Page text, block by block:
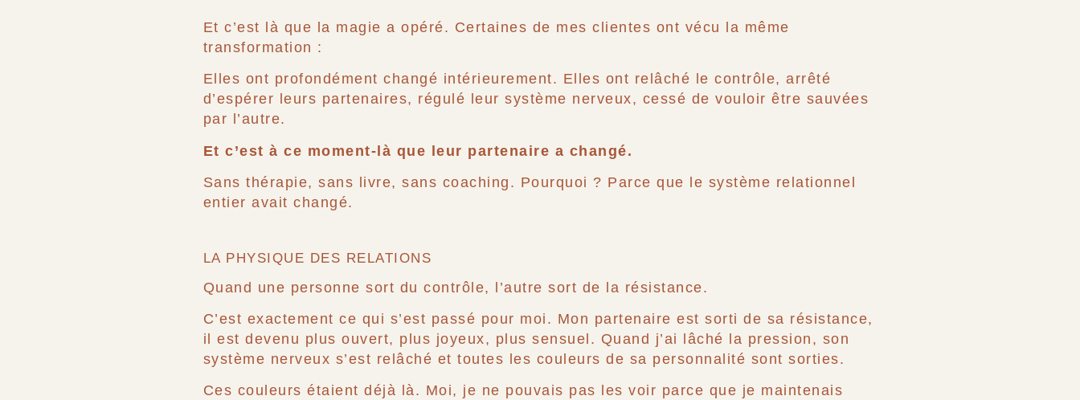
Et c’est là que la magie a opéré. Certaines de mes clientes ont vécu la même
transformation :
Elles ont profondément changé intérieurement. Elles ont relâché le contrôle, arrêté
d’espérer leurs partenaires, régulé leur système nerveux, cessé de vouloir être sauvées
par l’autre.
Et c’est à ce moment-là que leur partenaire a changé.
Sans thérapie, sans livre, sans coaching. Pourquoi ? Parce que le système relationnel
entier avait changé.
LA PHYSIQUE DES RELATIONS
Quand une personne sort du contrôle, l’autre sort de la résistance.
C’est exactement ce qui s’est passé pour moi. Mon partenaire est sorti de sa résistance,
il est devenu plus ouvert, plus joyeux, plus sensuel. Quand j’ai lâché la pression, son
système nerveux s’est relâché et toutes les couleurs de sa personnalité sont sorties.
Ces couleurs étaient déjà là. Moi, je ne pouvais pas les voir parce que je maintenais